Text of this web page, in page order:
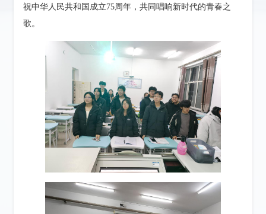
祝中华人民共和国成立75周年，共同唱响新时代的青春之
歌。